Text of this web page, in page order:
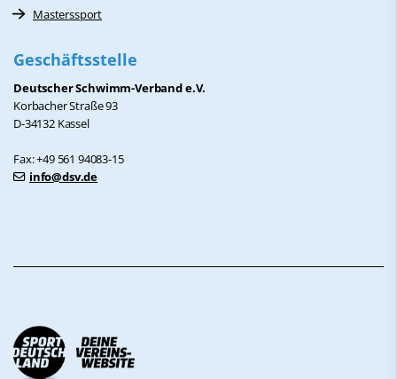
Masterssport
Geschäftsstelle
Deutscher Schwimm-Verband e.V.
Korbacher Straße 93
D-34132 Kassel
Fax: +49 561 94083-15
info@dsv.de